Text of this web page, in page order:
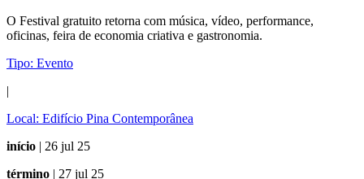
O Festival gratuito retorna com música, vídeo, performance,
oficinas, feira de economia criativa e gastronomia.
Tipo: Evento
|
Local: Edifício Pina Contemporânea
início | 26 jul 25
término | 27 jul 25